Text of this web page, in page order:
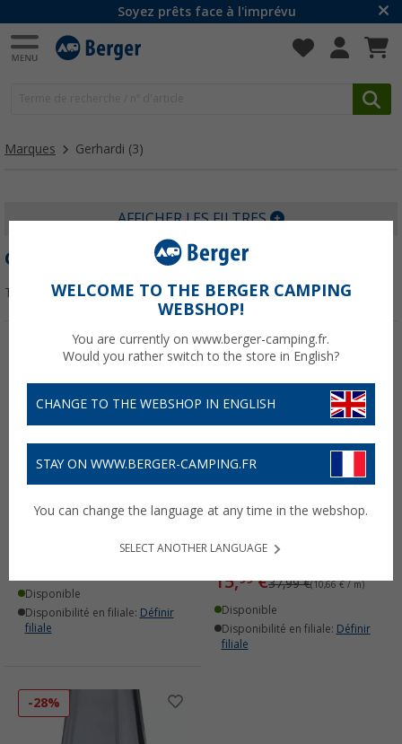
Soyez prêts face à l'imprévu
Marques Gerhardi (3)
AFFICHER LES FILTRES
GERHARDI
Trier par :
Rail de fixation 150 cm
Gerhardi Alu Technik
Disponible
Disponibilité en filiale: Définir
filiale
-57%
Profilé pour bâche/stores
Gerhardi Alu Technik
15,99€37,99 €(10,66 € / m)
Disponible
Disponibilité en filiale: Définir
filiale
-28%
WELCOME TO THE BERGER CAMPING
WEBSHOP!
You are currently on www.berger-camping.fr.
Would you rather switch to the store in English?
CHANGE TO THE WEBSHOP IN ENGLISH
STAY ON WWW.BERGER-CAMPING.FR
You can change the language at any time in the webshop.
SELECT ANOTHER LANGUAGE